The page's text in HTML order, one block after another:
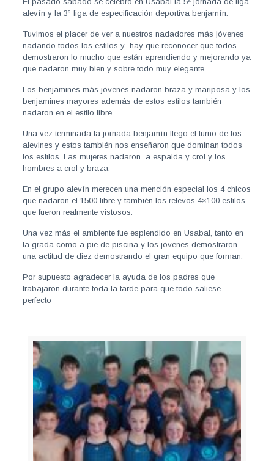
alevín y la 3ª liga de especificación deportiva benjamín.
Tuvimos el placer de ver a nuestros nadadores más jóvenes
nadando todos los estilos y hay que reconocer que todos
demostraron lo mucho que están aprendiendo y mejorando ya
que nadaron muy bien y sobre todo muy elegante.
Los benjamines más jóvenes nadaron braza y mariposa y los
benjamines mayores además de estos estilos también
nadaron en el estilo libre
Una vez terminada la jornada benjamín llego el turno de los
alevines y estos también nos enseñaron que dominan todos
los estilos. Las mujeres nadaron a espalda y crol y los
hombres a crol y braza.
En el grupo alevín merecen una mención especial los 4 chicos
que nadaron el 1500 libre y también los relevos 4×100 estilos
que fueron realmente vistosos.
Una vez más el ambiente fue esplendido en Usabal, tanto en
la grada como a pie de piscina y los jóvenes demostraron
una actitud de diez demostrando el gran equipo que forman.
Por supuesto agradecer la ayuda de los padres que
trabajaron durante toda la tarde para que todo saliese
perfecto